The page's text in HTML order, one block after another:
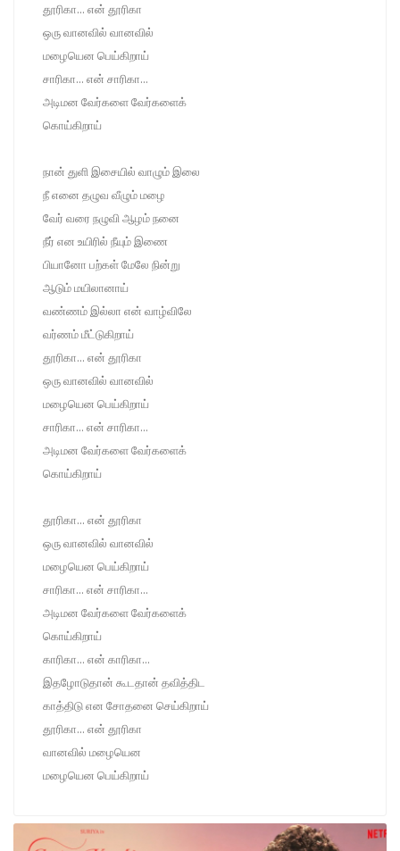
தூரிகா... என் தூரிகா
ஒரு வானவில் வானவில்
மழையென பெய்கிறாய்
சாரிகா... என் சாரிகா...
அடிமன வேர்களை வேர்களைக்
கொய்கிறாய்
நான் துளி இசையில் வாழும் இலை
நீ எனை தழுவ வீழும் மழை
வேர் வரை நழுவி ஆழம் நனை
நீர் என உயிரில் நீயும் இணை
பியானோ பற்கள் மேலே நின்று
ஆடும் மயிலானாய்
வண்ணம் இல்லா என் வாழ்விலே
வர்ணம் மீட்டுகிறாய்
தூரிகா... என் தூரிகா
ஒரு வானவில் வானவில்
மழையென பெய்கிறாய்
சாரிகா... என் சாரிகா...
அடிமன வேர்களை வேர்களைக்
கொய்கிறாய்
தூரிகா... என் தூரிகா
ஒரு வானவில் வானவில்
மழையென பெய்கிறாய்
சாரிகா... என் சாரிகா...
அடிமன வேர்களை வேர்களைக்
கொய்கிறாய்
காரிகா... என் காரிகா...
இதழோடுதான் கூடதான் தவித்திட
காத்திடு என சோதனை செய்கிறாய்
தூரிகா... என் தூரிகா
வானவில் மழையென
மழையென பெய்கிறாய்